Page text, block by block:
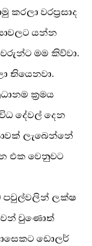
වරප්‍රසාද
යන්න
මම කිව්වා.
තියෙනවා.
ක්‍රමය
දේවල් දෙන
ලැබෙන්නේ
එක වෙනුවට
පවුල්වලින් ලක්ෂ
වුණොත්
ඩොලර්